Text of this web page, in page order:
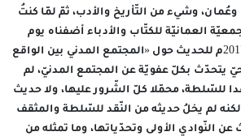
وشيء من التّأريخ والأدب، ثمّ لمّا كنتُ
العمانيّة للكتّاب والأدباء أضفناه يوم
الاثنين بتأريخ 6 نوفمبر 2017م للحديث حول «المجتمع المدني بين الواقع
يتحدّث بكلّ عفويّة عن المجتمع المدنيّ، لم
للسّلطة، محمّلا كلّ الشّرور عليها، ولا حديث
لكنه لم يخلُ حديثه من النّقد للسّلطة والمثقف
النّوادي الأولى وتحدّياتها، وما تمثله من